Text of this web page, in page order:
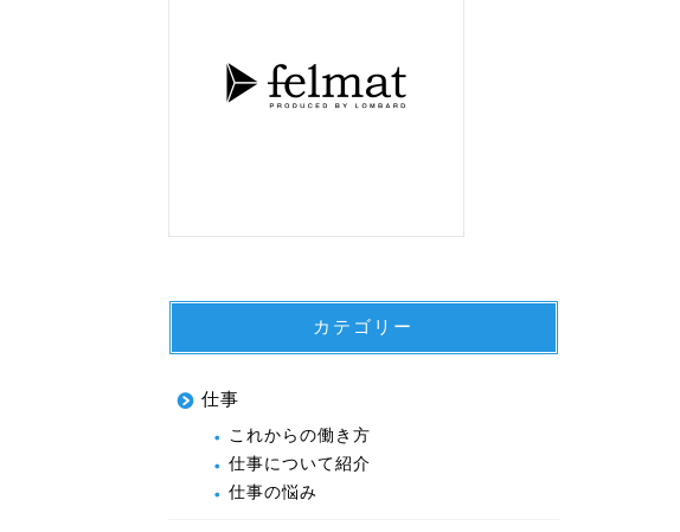
カテゴリー
仕事
これからの働き方
仕事について紹介
仕事の悩み